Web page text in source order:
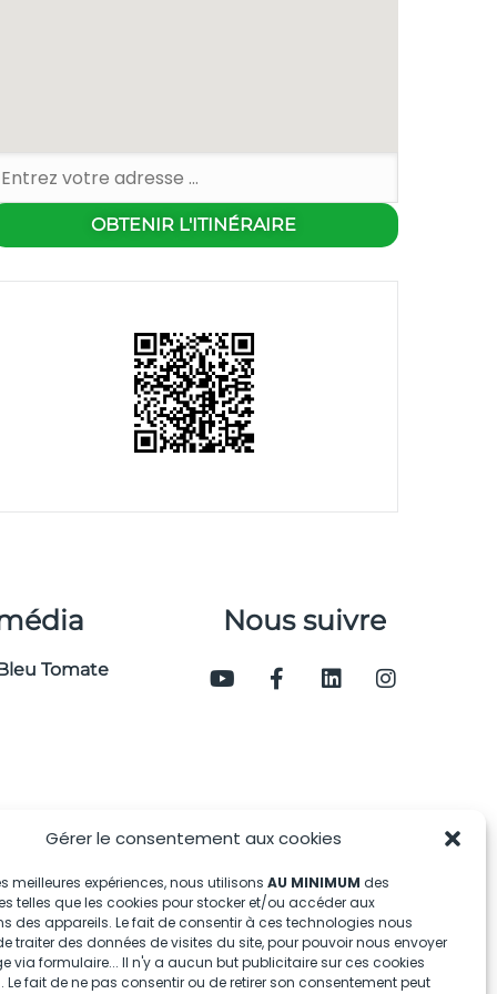
Gérer le consentement aux cookies
meilleures expériences, nous utilisons AU MINIMUM des
telles que les cookies pour stocker et/ou accéder aux
des appareils. Le fait de consentir à ces technologies nous
traiter des données de visites du site, pour pouvoir nous envoyer
via formulaire... Il n'y a aucun but publicitaire sur ces cookies
Le fait de ne pas consentir ou de retirer son consentement peut
Tomate
Nous suivre